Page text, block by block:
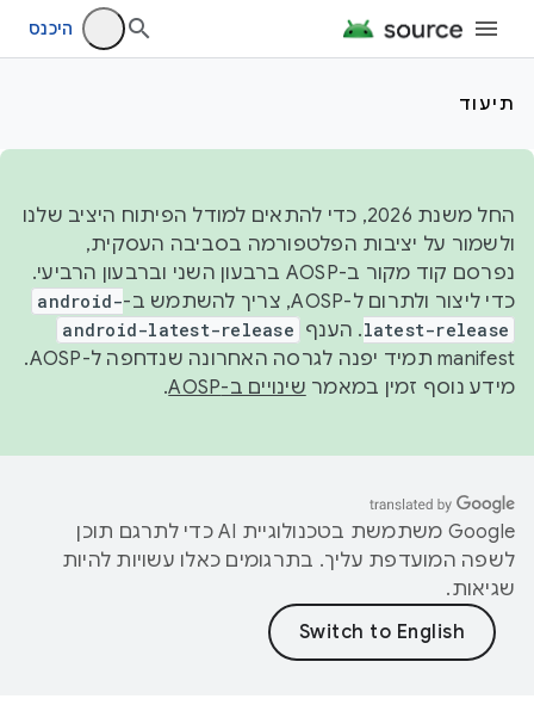
היכנס
תיעוד
החל משנת 2026, כדי להתאים למודל הפיתוח היציב שלנו
ולשמור על יציבות הפלטפורמה בסביבה העסקית,
נפרסם קוד מקור ב-AOSP ברבעון השני וברבעון הרביעי.
כדי ליצור ולתרום ל-AOSP, צריך להשתמש ב-
android-
latest-release. הענף android-latest-release
manifest תמיד יפנה לגרסה האחרונה שנדחפה ל-AOSP.
מידע נוסף זמין במאמר שינויים ב-AOSP .
‫Google משתמשת בטכנולוגיית AI כדי לתרגם תוכן
לשפה המועדפת עליך. בתרגומים כאלו עשויות להיות
שגיאות.